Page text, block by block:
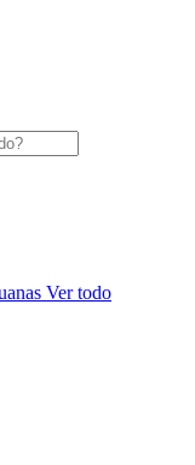
Ver todo